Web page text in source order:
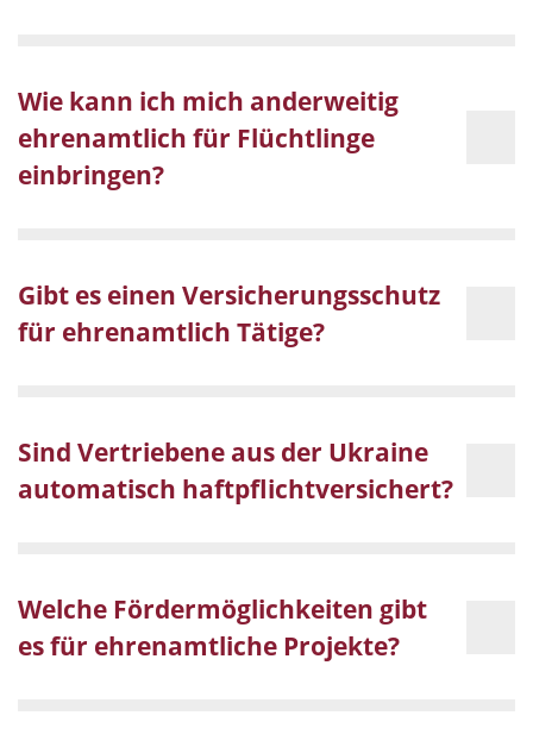
Wie kann ich mich anderweitig
ehrenamtlich für Flüchtlinge
einbringen?
Gibt es einen Versicherungsschutz
für ehrenamtlich Tätige?
Sind Vertriebene aus der Ukraine
automatisch haftpflichtversichert?
Welche Fördermöglichkeiten gibt
es für ehrenamtliche Projekte?